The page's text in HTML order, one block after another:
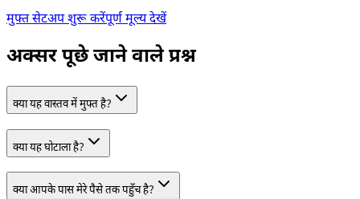
मुफ्त सेटअप शुरू करेंपूर्ण मूल्य देखें
अक्सर पूछे जाने वाले प्रश्न
क्या यह वास्तव में मुफ्त है?
क्या यह घोटाला है?
क्या आपके पास मेरे पैसे तक पहुँच है?